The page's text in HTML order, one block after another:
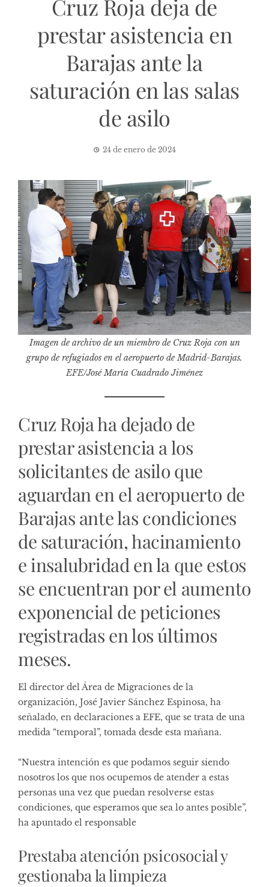
Cruz Roja deja de
prestar asistencia en
Barajas ante la
saturación en las salas
de asilo
24 de enero de 2024
Imagen de archivo de un miembro de Cruz Roja con un
grupo de refugiados en el aeropuerto de Madrid-Barajas.
EFE/José María Cuadrado Jiménez
Cruz Roja ha dejado de
prestar asistencia a los
solicitantes de asilo que
aguardan en el aeropuerto de
Barajas ante las condiciones
de saturación, hacinamiento
e insalubridad en la que estos
se encuentran por el aumento
exponencial de peticiones
registradas en los últimos
meses.
El director del Área de Migraciones de la
organización, José Javier Sánchez Espinosa, ha
señalado, en declaraciones a EFE, que se trata de una
medida “temporal”, tomada desde esta mañana.
“Nuestra intención es que podamos seguir siendo
nosotros los que nos ocupemos de atender a estas
personas una vez que puedan resolverse estas
condiciones, que esperamos que sea lo antes posible”,
ha apuntado el responsable
Prestaba atención psicosocial y
gestionaba la limpieza